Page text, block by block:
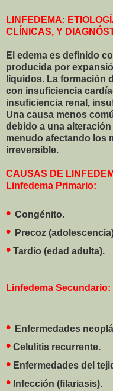
LINFEDEMA:
CLÍNICAS, Y
El edema es definido
producida por
líquidos. La formación
con insuficiencia
insuficiencia renal,
Una causa menos
debido a una
menudo afectando los
irreversible.
CAUSAS DE
Linfedema Primario:
• Congénito.
• Precoz
• Tardío (edad adulta).
Linfedema Secundario:
• Enfermedades
• Celulitis recurrente.
• Enfermedades del
• Infección (filariasis).